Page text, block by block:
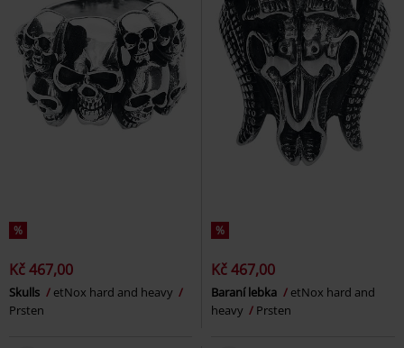
%
Kč 467,00
Skulls
etNox hard and heavy
Prsten
%
Kč 467,00
Baraní lebka
etNox hard and
heavy
Prsten